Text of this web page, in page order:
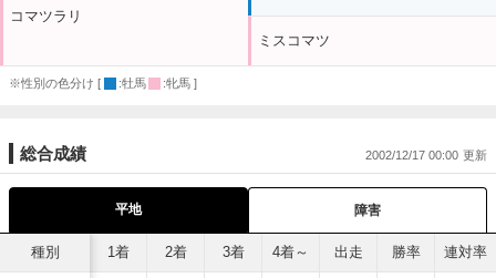
コマツラリ
ミスコマツ
※性別の色分け [ :牡馬 :牝馬 ]
総合成績 2002/12/17 00:00
平地 障害
種別 1着 2着 3着 4着～ 出走 勝率 連対率